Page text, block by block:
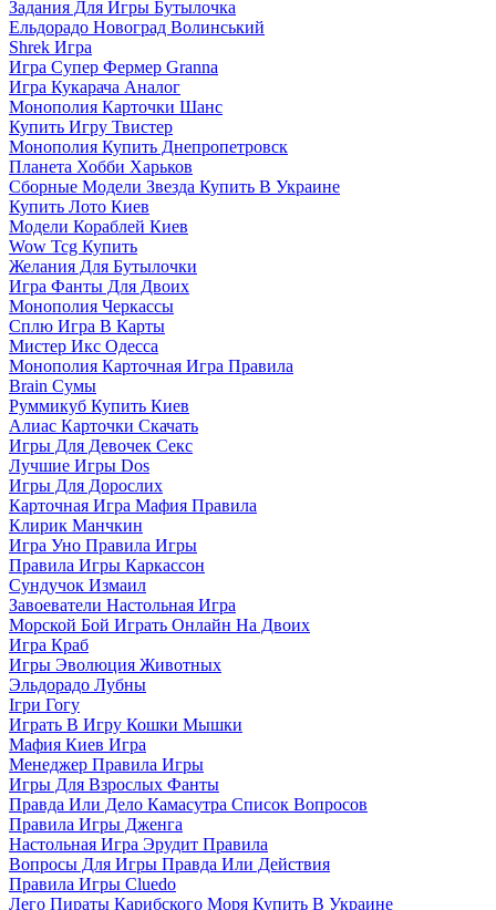
Задания Для Игры Бутылочка
Ельдорадо Новоград Волинський
Shrek Игра
Игра Супер Фермер Granna
Игра Кукарача Аналог
Монополия Карточки Шанс
Купить Игру Твистер
Монополия Купить Днепропетровск
Планета Хобби Харьков
Сборные Модели Звезда Купить В Украине
Купить Лото Киев
Модели Кораблей Киев
Wow Tcg Купить
Желания Для Бутылочки
Игра Фанты Для Двоих
Монополия Черкассы
Сплю Игра В Карты
Мистер Икс Одесса
Монополия Карточная Игра Правила
Brain Сумы
Руммикуб Купить Киев
Алиас Карточки Скачать
Игры Для Девочек Секс
Лучшие Игры Dos
Игры Для Дорослих
Карточная Игра Мафия Правила
Клирик Манчкин
Игра Уно Правила Игры
Правила Игры Каркассон
Сундучок Измаил
Завоеватели Настольная Игра
Морской Бой Играть Онлайн На Двоих
Игра Краб
Игры Эволюция Животных
Эльдорадо Лубны
Ігри Гогу
Играть В Игру Кошки Мышки
Мафия Киев Игра
Менеджер Правила Игры
Игры Для Взрослых Фанты
Правда Или Дело Камасутра Список Вопросов
Правила Игры Дженга
Настольная Игра Эрудит Правила
Вопросы Для Игры Правда Или Действия
Правила Игры Cluedo
Лего Пираты Карибского Моря Купить В Украине